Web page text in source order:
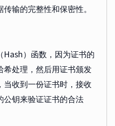
输的完整性和保密性。
）函数，因为证书的
希处理，然后用证书颁发
收到一份证书时，接收
公钥来验证证书的合法